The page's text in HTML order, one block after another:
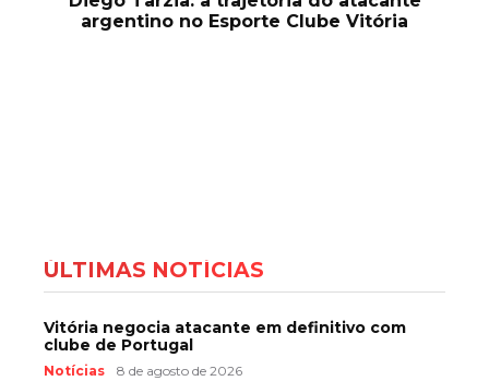
argentino no Esporte Clube Vitória
ÚLTIMAS NOTÍCIAS
Vitória negocia atacante em definitivo com
clube de Portugal
Notícias 8 de agosto de 2026